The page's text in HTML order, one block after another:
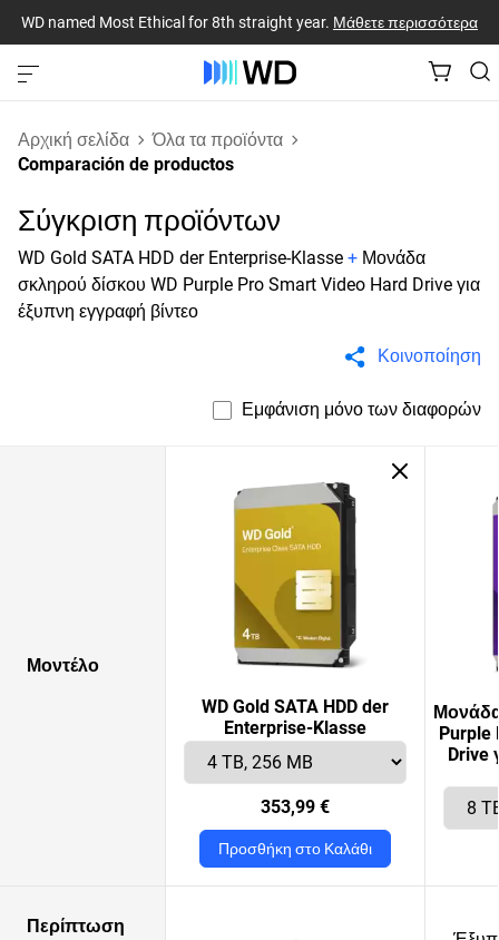
WD named Most Ethical for 8th straight year. Μάθετε περισσότερα
Αρχική σελίδα
Όλα τα προϊόντα
Comparación de productos
Σύγκριση προϊόντων
WD Gold SATA HDD der Enterprise-Klasse + Μονάδα
σκληρού δίσκου WD Purple Pro Smart Video Hard Drive για
έξυπνη εγγραφή βίντεο
Κοινοποίηση
Εμφάνιση μόνο των διαφορών
Μοντέλο
WD Gold SATA HDD der
Enterprise-Klasse
353,99 €
Προσθήκη στο Καλάθι
Purple
Drive
Περίπτωση